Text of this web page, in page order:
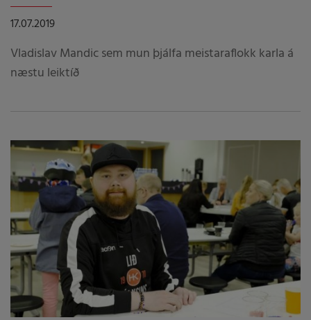
17.07.2019
Vladislav Mandic sem mun þjálfa meistaraflokk karla á
næstu leiktíð